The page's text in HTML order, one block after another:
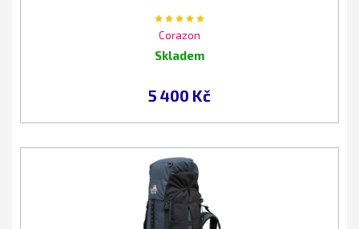
Corazon
Skladem
5 400 Kč